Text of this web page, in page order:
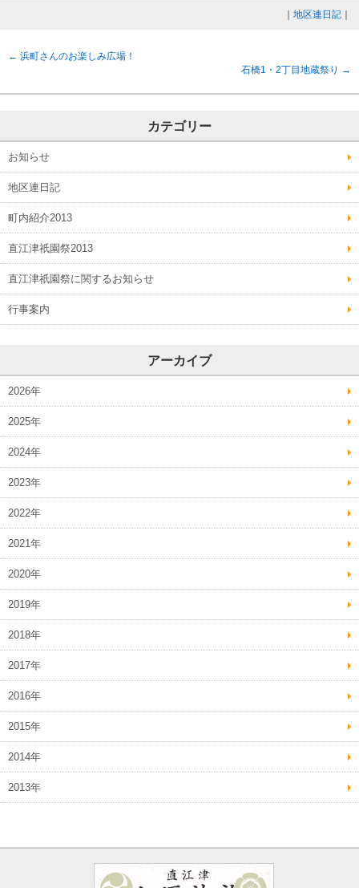
地区連日記
← 浜町さんのお楽しみ広場！
石橋1・2丁目地蔵祭り →
カテゴリー
お知らせ
地区連日記
町内紹介2013
直江津祇園祭2013
直江津祇園祭に関するお知らせ
行事案内
アーカイブ
2026年
2025年
2024年
2023年
2022年
2021年
2020年
2019年
2018年
2017年
2016年
2015年
2014年
2013年